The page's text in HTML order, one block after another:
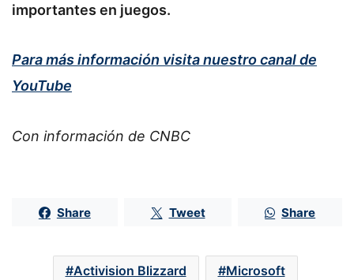
importantes en juegos.
Para más información visita nuestro canal de
YouTube
Con información de CNBC
Share Tweet Share
Activision Blizzard Microsoft